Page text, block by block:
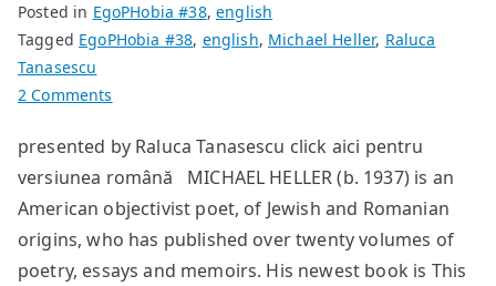
Posted in EgoPHobia #38,english
Tagged EgoPHobia #38, english, Michael Heller, Raluca
Tanasescu
2 Comments
by
Michael
Heller
presented by Raluca Tanasescu click aici pentru
versiunea română MICHAEL HELLER (b. 1937) is an
American objectivist poet, of Jewish and Romanian
origins, who has published over twenty volumes of
poetry, essays and memoirs. His newest book is This